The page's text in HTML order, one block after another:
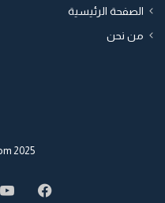
الصفحة الرئيسية
من نحن
2025 Maghreco.com